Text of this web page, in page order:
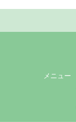
メニュー